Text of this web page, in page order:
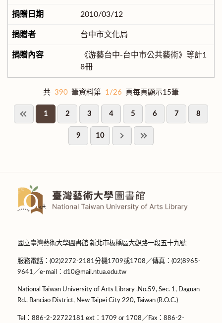
2010/03/12
台中市文化局
《游藝台中-台中市公共藝術》等計1
8冊
共 390 筆資料第 1/26 頁每頁顯示15筆
1 2 3 4 5 6 7 8
9 10
國立臺灣藝術大學圖書館 新北市板橋區大觀路一段五十九號
服務電話：(02)2272-2181分機1709或1708／傳真：(02)8965-
9641／e-mail：d10@mail.ntua.edu.tw
National Taiwan University of Arts Library ,No.59, Sec. 1, Daguan
Rd., Banciao District, New Taipei City 220, Taiwan (R.O.C.)
Tel：886-2-22722181 ext：1709 or 1708／Fax：886-2-